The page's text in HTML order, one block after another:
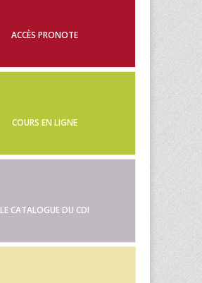
ACCÈS PRONOTE
COURS EN LIGNE
LE CATALOGUE DU CDI